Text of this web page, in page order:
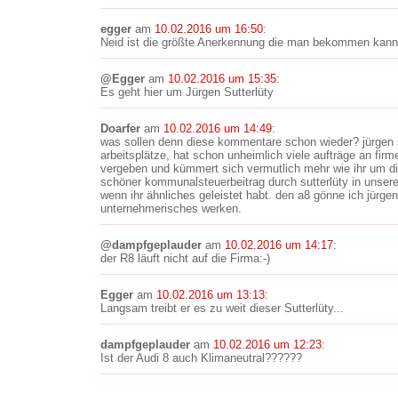
egger am 10.02.2016 um 16:50:
Neid ist die größte Anerkennung die man bekommen
@Egger am 10.02.2016 um 15:35:
Es geht hier um Jürgen Sutterlüty
Doarfer am 10.02.2016 um 14:49:
was sollen denn diese kommentare schon wieder?
arbeitsplätze, hat schon unheimlich viele aufträge an
vergeben und kümmert sich vermutlich mehr wie ihr um
schöner kommunalsteuerbeitrag durch sutterlüty in
wenn ihr ähnliches geleistet habt. den a8 gönne ich
unternehmerisches werken.
@dampfgeplauder am 10.02.2016 um 14:17:
der R8 läuft nicht auf die Firma:-)
Egger am 10.02.2016 um 13:13:
Langsam treibt er es zu weit dieser Sutterlüty...
dampfgeplauder am 10.02.2016 um 12:23:
Ist der Audi 8 auch Klimaneutral??????